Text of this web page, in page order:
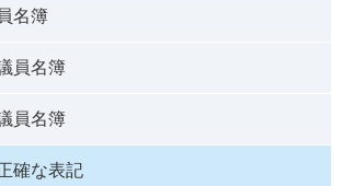
名簿
員名簿
員名簿
確な表記